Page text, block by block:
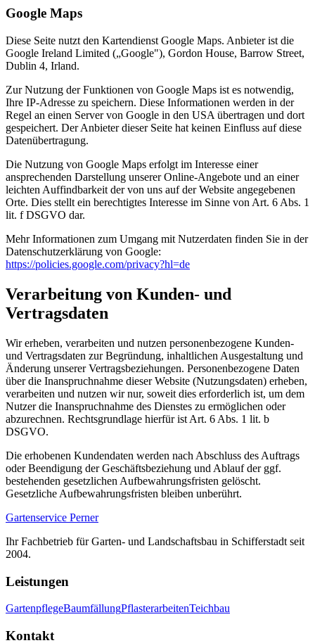
Google Maps
Diese Seite nutzt den Kartendienst Google Maps. Anbieter ist die
Google Ireland Limited („Google"), Gordon House, Barrow Street,
Dublin 4, Irland.
Zur Nutzung der Funktionen von Google Maps ist es notwendig,
Ihre IP-Adresse zu speichern. Diese Informationen werden in der
Regel an einen Server von Google in den USA übertragen und dort
gespeichert. Der Anbieter dieser Seite hat keinen Einfluss auf diese
Datenübertragung.
Die Nutzung von Google Maps erfolgt im Interesse einer
ansprechenden Darstellung unserer Online-Angebote und an einer
leichten Auffindbarkeit der von uns auf der Website angegebenen
Orte. Dies stellt ein berechtigtes Interesse im Sinne von Art. 6 Abs. 1
lit. f DSGVO dar.
Mehr Informationen zum Umgang mit Nutzerdaten finden Sie in der
Datenschutzerklärung von Google:
https://policies.google.com/privacy?hl=de
Verarbeitung von Kunden- und
Vertragsdaten
Wir erheben, verarbeiten und nutzen personenbezogene Kunden-
und Vertragsdaten zur Begründung, inhaltlichen Ausgestaltung und
Änderung unserer Vertragsbeziehungen. Personenbezogene Daten
über die Inanspruchnahme dieser Website (Nutzungsdaten) erheben,
verarbeiten und nutzen wir nur, soweit dies erforderlich ist, um dem
Nutzer die Inanspruchnahme des Dienstes zu ermöglichen oder
abzurechnen. Rechtsgrundlage hierfür ist Art. 6 Abs. 1 lit. b
DSGVO.
Die erhobenen Kundendaten werden nach Abschluss des Auftrags
oder Beendigung der Geschäftsbeziehung und Ablauf der ggf.
bestehenden gesetzlichen Aufbewahrungsfristen gelöscht.
Gesetzliche Aufbewahrungsfristen bleiben unberührt.
Gartenservice Perner
Ihr Fachbetrieb für Garten- und Landschaftsbau in Schifferstadt seit
2004.
Leistungen
GartenpflegeBaumfällungPflasterarbeitenTeichbau
Kontakt